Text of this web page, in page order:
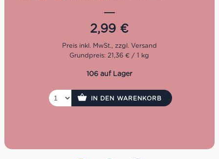
wichtig dabei ist die Aufrechterhaltung von den
natürlichen Geschmäckern durch die Auswahl von
hochqualitativen Rohstoffen sowie durch den Verzicht
von Konservierungsstoffen und Farbstoffen. Seit fast 50
Jahren ist die Montanini Sas nun schon am Werke, heute
sogar in der dritten Generation.
2,99 €
Grundpreis: 21,36 € / 1 kg
106 auf Lager
IN DEN WARENKORB